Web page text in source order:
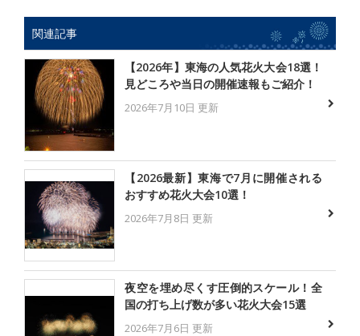
関連記事
【2026年】東海の人気花火大会18選！
見どころや当日の開催速報もご紹介！
2026年7月10日 更新
【2026最新】東海で7月に開催される
おすすめ花火大会10選！
2026年7月8日 更新
夜空を埋め尽くす圧倒的スケール！全
国の打ち上げ数が多い花火大会15選
2026年7月6日 更新